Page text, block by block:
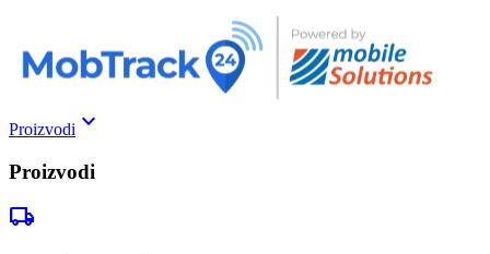
Proizvodi keyboard_arrow_down
Proizvodi
local_shipping